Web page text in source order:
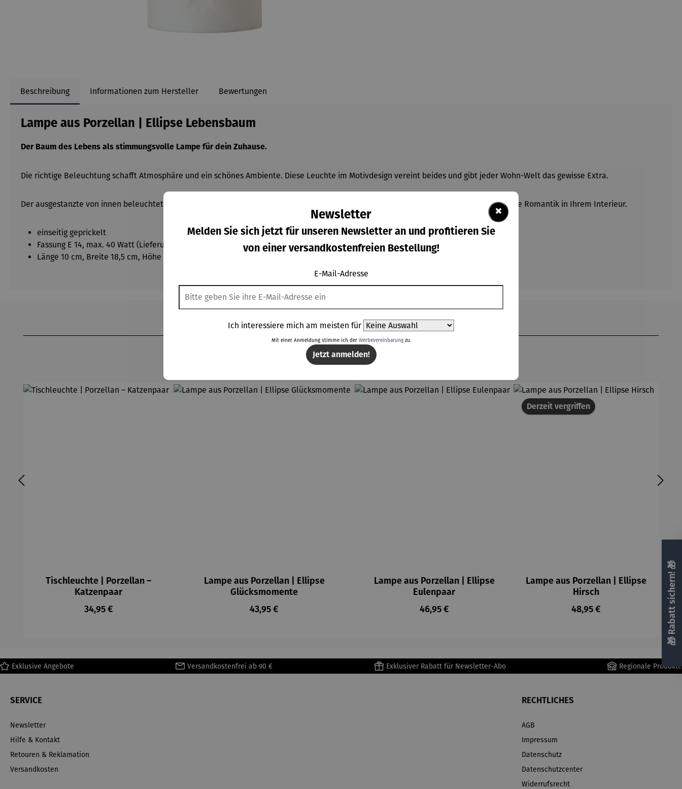
Beschreibung Informationen zum Hersteller Bewertungen
Lampe aus Porzellan | Ellipse Lebensbaum
Der Baum des Lebens als stimmungsvolle Lampe für dein Zuhause.
Die richtige Beleuchtung schafft Atmosphäre und ein schönes Ambiente. Diese Leuchte im Motivdesign vereint beides und gibt jeder Wohn-Welt das gewisse Extra.
Der ausgestanzte von innen beleuchtete Lebensbaum strahlt diesen als Schatten in seine Umgebung aus. Genießen Sie diese beleuchtete Romantik in Ihrem Interieur.
einseitig geprickelt
Fassung E 14, max. 40 Watt (Lieferung ohne Leuchtmittel)
Länge 10 cm, Breite 18,5 cm, Höhe 28 cm
Weitere Produkte
Tischleuchte | Porzellan –
Katzenpaar
Regulärer Preis:
34,95 €
Lampe aus Porzellan | Ellipse
Glücksmomente
Regulärer Preis:
43,95 €
Lampe aus Porzellan | Ellipse
Eulenpaar
Regulärer Preis:
46,95 €
Derzeit vergriffen
Lampe aus Porzellan | Ellipse
Hirsch
Regulärer Preis:
48,95 €
Exklusive Angebote Versandkostenfrei ab 90 € Exklusiver Rabatt für Newsletter-Abo Regionale Produkte
SERVICE
Newsletter
Hilfe & Kontakt
Retouren & Reklamation
Versandkosten
RECHTLICHES
AGB
Impressum
Datenschutz
Datenschutzcenter
Widerrufsrecht
🎁 Rabatt sichern! 🎁
×
Newsletter
Melden Sie sich jetzt für unseren Newsletter an und profitieren Sie
von einer versandkostenfreien Bestellung!
E-Mail-Adresse
Ich interessiere mich am meisten für
Mit einer Anmeldung stimme ich der Werbevereinbarungzu.
Jetzt anmelden!